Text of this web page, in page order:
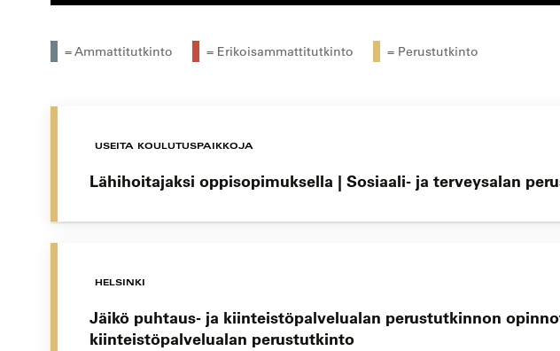
= Ammattitutkinto = Erikoisammattitutkinto = Perustutkinto
USEITA KOULUTUSPAIKKOJA
Lähihoitajaksi oppisopimuksella | Sosiaali- ja terveysalan
HELSINKI
Jäikö puhtaus- ja kiinteistöpalvelualan perustutkinnon
kiinteistöpalvelualan perustutkinto